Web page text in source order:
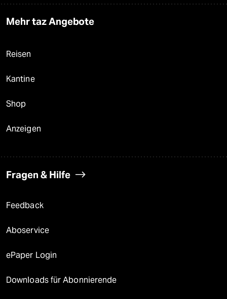
Mehr taz Angebote
Reisen
Kantine
Shop
Anzeigen
Fragen & Hilfe
Feedback
Aboservice
ePaper Login
Downloads für Abonnierende